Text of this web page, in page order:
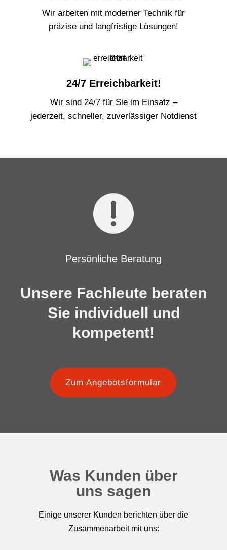
Wir arbeiten mit moderner Technik für
präzise und langfristige Lösungen!
24/7 Erreichbarkeit!
Wir sind 24/7 für Sie im Einsatz –
jederzeit, schneller, zuverlässiger Notdienst

Persönliche Beratung
Unsere Fachleute beraten
Sie individuell und
kompetent!
Zum Angebotsformular
Was Kunden über
uns sagen
Einige unserer Kunden berichten über die
Zusammenarbeit mit uns: